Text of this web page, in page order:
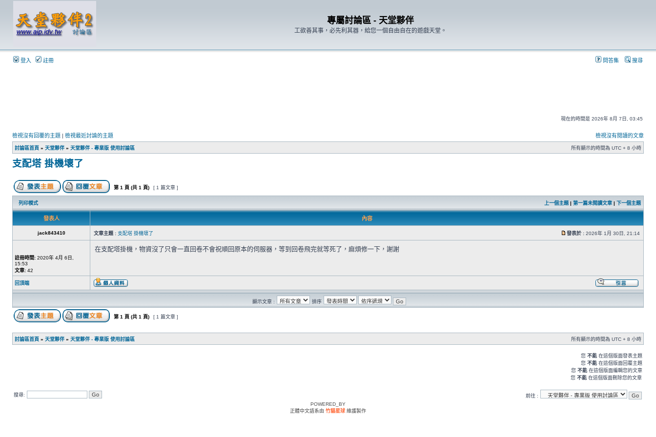
專屬討論區 - 天堂夥伴
工欲善其事，必先利其器，給您一個自由自在的遊戲天堂。
登入 註冊 問答集 搜尋
現在的時間是 2026年 8月 7日, 03:45
檢視沒有回覆的主題 | 檢視最近討論的主題 檢視沒有閱讀的文章
討論區首頁 » 天堂夥伴 » 天堂夥伴 - 專業版 使用討論區 所有顯示的時間為 UTC + 8 小時
支配塔 掛機壞了
第 1 頁 (共 1 頁) [ 1 篇文章 ]
列印模式 上一個主題 | 第一篇未閱讀文章 | 下一個主題
發表人 內容
jack843410 文章主題 : 支配塔 掛機壞了 發表於 : 2026年 1月 30日, 21:14
註冊時間: 2020年 4月 6日,
15:53
文章: 42
在支配塔掛機，物資沒了只會一直回卷不會祝順回原本的伺服器，等到回卷飛完就等死了，麻煩修一下，謝謝
回頂端
顯示文章 : 排序
第 1 頁 (共 1 頁) [ 1 篇文章 ]
討論區首頁 » 天堂夥伴 » 天堂夥伴 - 專業版 使用討論區 所有顯示的時間為 UTC + 8 小時
您 不能 在這個版面發表主題
您 不能 在這個版面回覆主題
您 不能 在這個版面編輯您的文章
您 不能 在這個版面刪除您的文章
搜尋:
前往 :
POWERED_BY
正體中文語系由 竹貓星球 維護製作